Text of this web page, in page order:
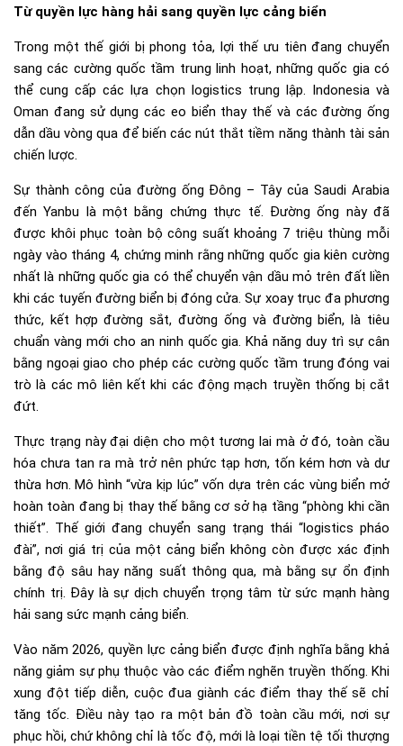
Từ quyền lực hàng hải sang quyền lực cảng biển
Trong một thế giới bị phong tỏa, lợi thế ưu tiên đang chuyển
sang các cường quốc tầm trung linh hoạt, những quốc gia có
thể cung cấp các lựa chọn logistics trung lập. Indonesia và
Oman đang sử dụng các eo biển thay thế và các đường ống
dẫn dầu vòng qua để biến các nút thắt tiềm năng thành tài sản
chiến lược.
Sự thành công của đường ống Đông – Tây của Saudi Arabia
đến Yanbu là một bằng chứng thực tế. Đường ống này đã
được khôi phục toàn bộ công suất khoảng 7 triệu thùng mỗi
ngày vào tháng 4, chứng minh rằng những quốc gia kiên cường
nhất là những quốc gia có thể chuyển vận dầu mỏ trên đất liền
khi các tuyến đường biển bị đóng cửa. Sự xoay trục đa phương
thức, kết hợp đường sắt, đường ống và đường biển, là tiêu
chuẩn vàng mới cho an ninh quốc gia. Khả năng duy trì sự cân
bằng ngoại giao cho phép các cường quốc tầm trung đóng vai
trò là các mô liên kết khi các động mạch truyền thống bị cắt
đứt.
Thực trạng này đại diện cho một tương lai mà ở đó, toàn cầu
hóa chưa tan ra mà trở nên phức tạp hơn, tốn kém hơn và dư
thừa hơn. Mô hình “vừa kịp lúc” vốn dựa trên các vùng biển mở
hoàn toàn đang bị thay thế bằng cơ sở hạ tầng “phòng khi cần
thiết”. Thế giới đang chuyển sang trạng thái “logistics pháo
đài”, nơi giá trị của một cảng biển không còn được xác định
bằng độ sâu hay năng suất thông qua, mà bằng sự ổn định
chính trị. Đây là sự dịch chuyển trọng tâm từ sức mạnh hàng
hải sang sức mạnh cảng biển.
Vào năm 2026, quyền lực cảng biển được định nghĩa bằng khả
năng giảm sự phụ thuộc vào các điểm nghẽn truyền thống. Khi
xung đột tiếp diễn, cuộc đua giành các điểm thay thế sẽ chỉ
tăng tốc. Điều này tạo ra một bản đồ toàn cầu mới, nơi sự
phục hồi, chứ không chỉ là tốc độ, mới là loại tiền tệ tối thượng